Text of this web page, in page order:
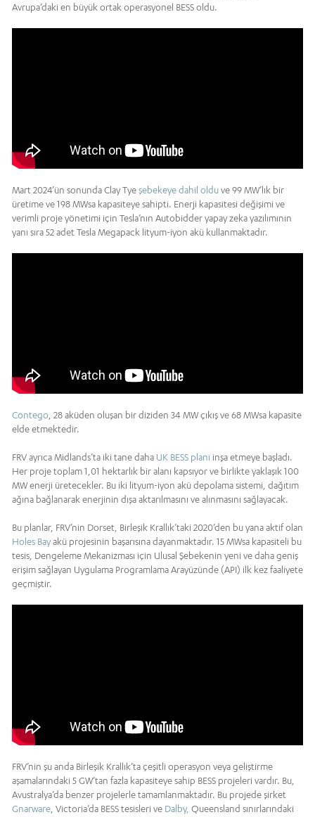
Avrupa’daki en büyük ortak operasyonel BESS oldu.
Mart 2024’ün sonunda Clay Tyeşebekeye dahil olduve 99 MW’lık bir
üretime ve 198 MWsa kapasiteye sahipti. Enerji kapasitesi değişimi ve
verimli proje yönetimi için Tesla’nın Autobidder yapay zeka yazılımının
yanı sıra 52 adet Tesla Megapack lityum-iyon akü kullanmaktadır.
Contego, 28 aküden oluşan bir diziden 34 MW çıkış ve 68 MWsa kapasite
elde etmektedir.
FRV ayrıca Midlands’ta iki tane daha UK BESS planı inşa etmeye başladı.
Her proje toplam 1,01 hektarlık bir alanı kapsıyor ve birlikte yaklaşık 100
MW enerji üretecekler. Bu iki lityum-iyon akü depolama sistemi, dağıtım
ağına bağlanarak enerjinin dışa aktarılmasını ve alınmasını sağlayacak.
Bu planlar, FRV’nin Dorset, Birleşik Krallık’taki 2020’den bu yana aktif olan
Holes Bayakü projesinin başarısına dayanmaktadır. 15 MWsa kapasiteli bu
tesis, Dengeleme Mekanizması için Ulusal Şebekenin yeni ve daha geniş
erişim sağlayan Uygulama Programlama Arayüzünde (API) ilk kez faaliyete
geçmiştir.
FRV’nin şu anda Birleşik Krallık’ta çeşitli operasyon veya geliştirme
aşamalarındaki 5 GW’tan fazla kapasiteye sahip BESS projeleri vardır. Bu,
Avustralya’da benzer projelerle tamamlanmaktadır. Bu projede şirket
Gnarware, Victoria’da BESS tesisleri ve Dalby, Queensland sınırlarındaki